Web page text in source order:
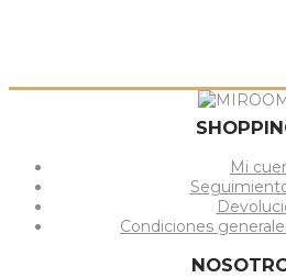
Mi
Condiciones